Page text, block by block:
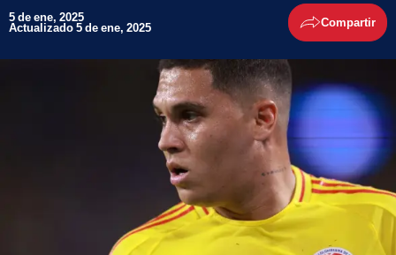
5 de ene, 2025
Actualizado 5 de ene, 2025 Compartir